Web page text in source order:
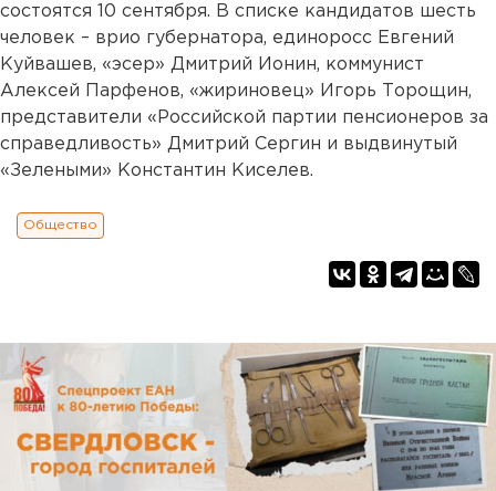
состоятся 10 сентября. В списке кандидатов шесть
человек – врио губернатора, единоросс Евгений
Куйвашев, «эсер» Дмитрий Ионин, коммунист
Алексей Парфенов, «жириновец» Игорь Торощин,
представители «Российской партии пенсионеров за
справедливость» Дмитрий Сергин и выдвинутый
«Зелеными» Константин Киселев.
Общество